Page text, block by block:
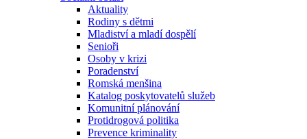
Aktuality
Rodiny s dětmi
Mladiství a mladí dospělí
Senioři
Osoby v krizi
Poradenství
Romská menšina
Katalog poskytovatelů služeb
Komunitní plánování
Protidrogová politika
Prevence kriminality